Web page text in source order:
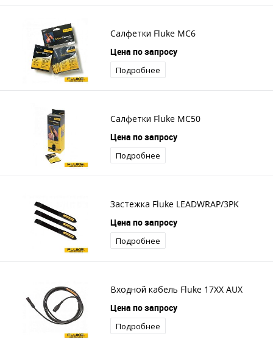
Салфетки Fluke MC6
Цена по запросу
Подробнее
Салфетки Fluke MC50
Цена по запросу
Подробнее
Застежка Fluke LEADWRAP/3PK
Цена по запросу
Подробнее
Входной кабель Fluke 17XX AUX
Цена по запросу
Подробнее